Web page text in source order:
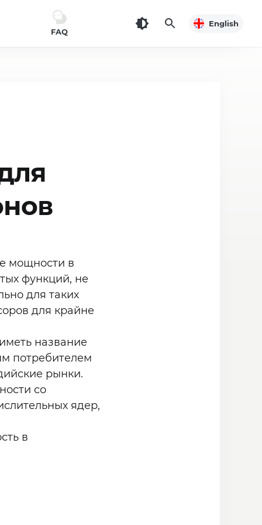
FAQ
English
мощности в
функций, не
для таких
для крайне
название
потребителем
рынки.
со
ядер,
в